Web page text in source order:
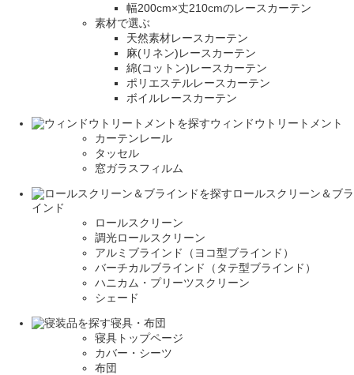
幅200cm×丈210cmのレースカーテン
素材で選ぶ
天然素材レースカーテン
麻(リネン)レースカーテン
綿(コットン)レースカーテン
ポリエステルレースカーテン
ボイルレースカーテン
ウィンドウトリートメント
カーテンレール
タッセル
窓ガラスフィルム
ロールスクリーン＆ブラ
インド
ロールスクリーン
調光ロールスクリーン
アルミブラインド（ヨコ型ブラインド）
バーチカルブラインド（タテ型ブラインド）
ハニカム・プリーツスクリーン
シェード
寝具・布団
寝具トップページ
カバー・シーツ
布団